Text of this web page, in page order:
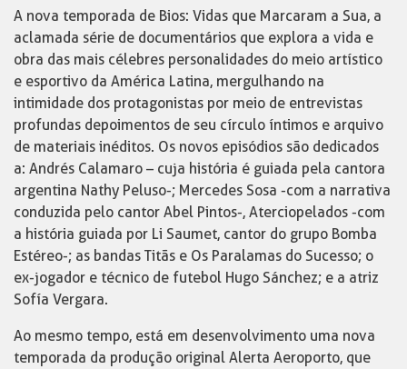
A nova temporada de Bios: Vidas que Marcaram a Sua, a
aclamada série de documentários que explora a vida e
obra das mais célebres personalidades do meio artístico
e esportivo da América Latina, mergulhando na
intimidade dos protagonistas por meio de entrevistas
profundas depoimentos de seu círculo íntimos e arquivo
de materiais inéditos. Os novos episódios são dedicados
a: Andrés Calamaro – cuja história é guiada pela cantora
argentina Nathy Peluso-; Mercedes Sosa -com a narrativa
conduzida pelo cantor Abel Pintos-, Aterciopelados -com
a história guiada por Li Saumet, cantor do grupo Bomba
Estéreo-; as bandas Titãs e Os Paralamas do Sucesso; o
ex-jogador e técnico de futebol Hugo Sánchez; e a atriz
Sofía Vergara.
Ao mesmo tempo, está em desenvolvimento uma nova
temporada da produção original Alerta Aeroporto, que